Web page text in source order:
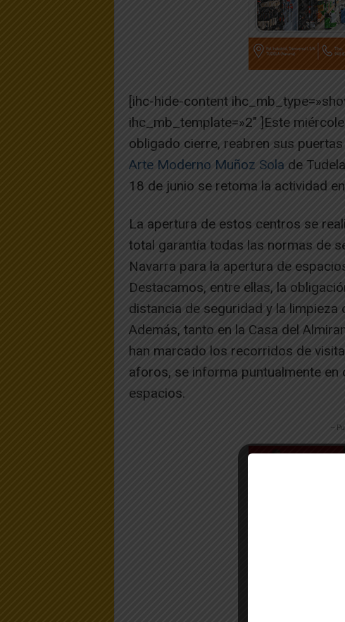
[ihc-hide-content
ihc_mb_template=»2″ ]Este
obligado cierre, reabren sus puertas
Arte Moderno Muñoz Sola de
18 de junio se retoma la actividad
La apertura de estos centros se
total garantía todas las normas de
Navarra para la apertura de
Destacamos, entre ellas, la
distancia de seguridad y la
Además, tanto en la Casa del
han marcado los recorridos de
aforos, se informa puntualmente en
espacios.
--